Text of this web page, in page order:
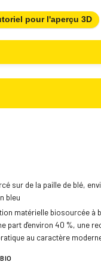
pour l'aperçu 3D
sur de la paille de blé,
bleu
matérielle biosourcée à
part d'environ 40 %, une
au caractère